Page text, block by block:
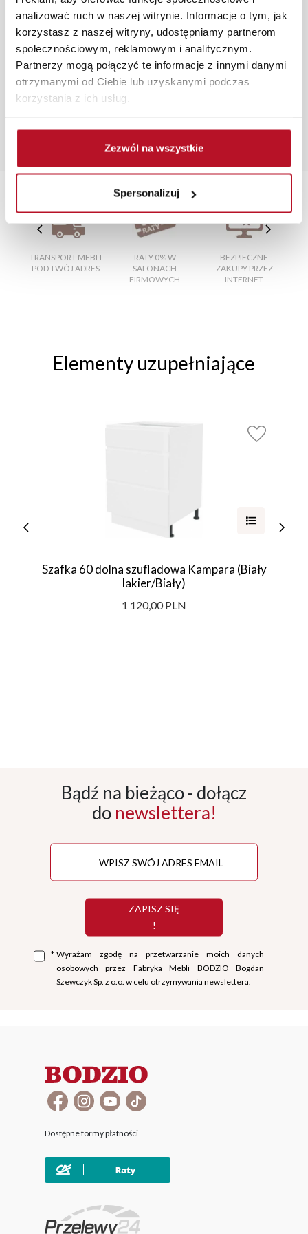
analizować ruch w naszej witrynie. Informacje o tym, jak
korzystasz z naszej witryny, udostępniamy partnerom
społecznościowym, reklamowym i analitycznym.
Partnerzy mogą połączyć te informacje z innymi danymi
otrzymanymi od Ciebie lub uzyskanymi podczas
korzystania z ich usług.
Zezwól na wszystkie
Spersonalizuj
niezależnie od miejsca złożenia zamówienia.
Zdjęcia produktów mają charakter poglądowy.
Rzeczywiste kolory i struktura materiałów mogą różnić
się od widocznych na ekranie, zależnie od ustawień
monitora, rodzaju wyświetlacza i oświetlenia.
nowoczesna jadalnia|pufa okrągła otwierana|stoły do
meble łazienkowe na nóżkach
TRANSPORT MEBLI
POD TWÓJ ADRES
RATY 0% W
SALONACH
FIRMOWYCH
BEZPIECZNE
ZAKUPY PRZEZ
INTERNET
Elementy uzupełniające
Szafka 60 dolna szufladowa Kampara (Biały
lakier/Biały)
1 120,00 PLN
Bądź na bieżąco - dołącz
do newslettera!
ZAPISZ SIĘ
!
* Wyrażam zgodę na przetwarzanie moich danych
osobowych przez Fabryka Mebli BODZIO Bogdan
Szewczyk Sp. z o.o. w celu otrzymywania newslettera.
Dostępne formy płatności